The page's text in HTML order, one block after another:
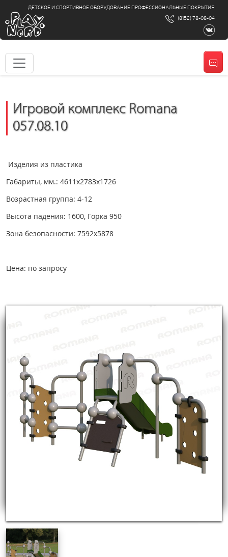
ДЕТСКОЕ И СПОРТИВНОЕ ОБОРУДОВАНИЕ ПРОФЕССИОНАЛЬНЫЕ ПОКРЫТИЯ
(8152) 78-08-04
Игровой комплекс Romana
057.08.10
Изделия из пластика
Габариты, мм.: 4611х2783х1726
Возрастная группа: 4-12
Высота падения: 1600, Горка 950
Зона безопасности: 7592х5878
Цена: по запросу